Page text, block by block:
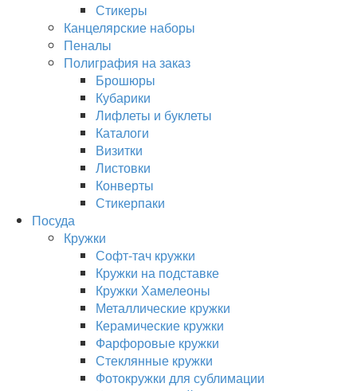
Стикеры
Канцелярские наборы
Пеналы
Полиграфия на заказ
Брошюры
Кубарики
Лифлеты и буклеты
Каталоги
Визитки
Листовки
Конверты
Стикерпаки
Посуда
Кружки
Софт-тач кружки
Кружки на подставке
Кружки Хамелеоны
Металлические кружки
Керамические кружки
Фарфоровые кружки
Стеклянные кружки
Фотокружки для сублимации